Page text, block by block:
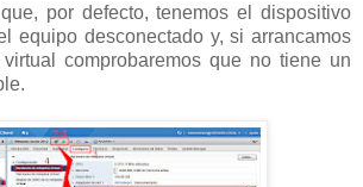
por defecto, tenemos el dispositivo
equipo desconectado y, si arrancamos
comprobaremos que no tiene un